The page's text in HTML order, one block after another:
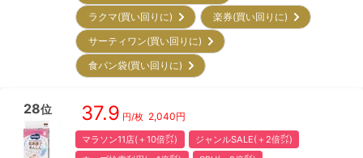
ラクマ(買い回りに)
楽券(買い回りに)
サーティワン(買い回りに)
食パン袋(買い回りに)
28位 37.9 円/枚 2,040円
マラソン11店(＋10倍㌽)
ジャンルSALE(＋2倍㌽)